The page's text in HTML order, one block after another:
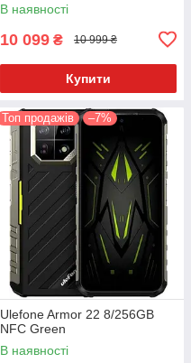
В наявності
10 099 ₴ 10 999 ₴
Купити
Топ продажів –7%
Ulefone Armor 22 8/256GB
NFC Green
В наявності